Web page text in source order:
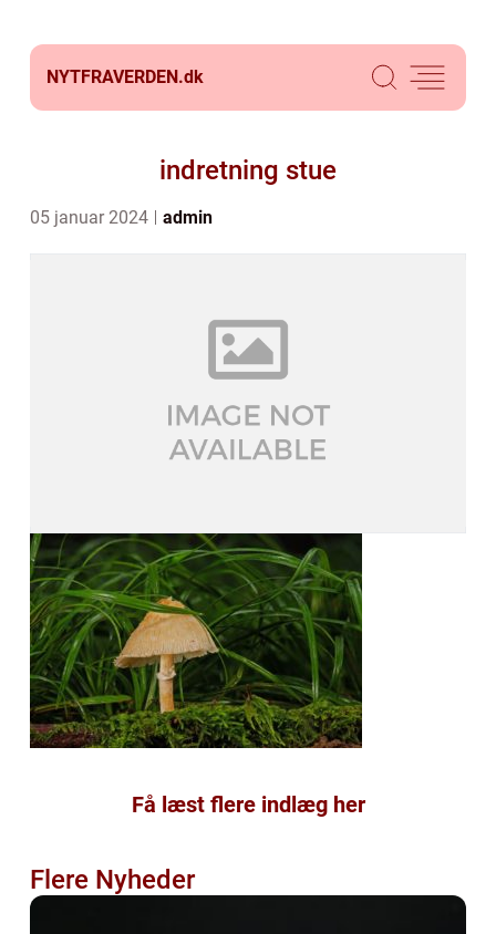
NYTFRAVERDEN.dk
indretning stue
05 januar 2024 admin
Få læst flere indlæg her
Flere Nyheder